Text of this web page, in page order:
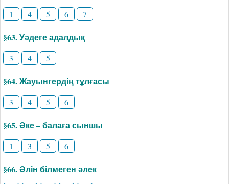
1 4 5 6 7
§63. Уәдеге адалдық
3 4 5
§64. Жауынгердің тұлғасы
3 4 5 6
§65. Әке – балаға сыншы
1 3 5 6
§66. Әлін білмеген әлек